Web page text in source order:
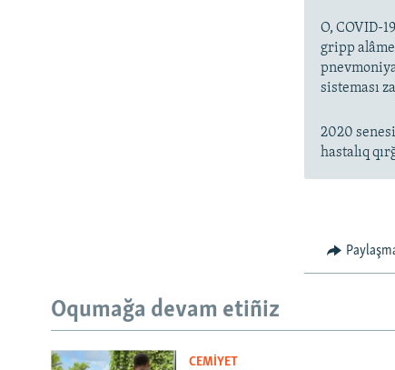
O, COVID-
gripp
sisteması
2020
hastalıq
Oqumağa devam etiñiz
CEMİYET